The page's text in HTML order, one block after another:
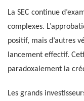
La SEC continue
complexes.
positif, mais d’autres
lancement effectif.
paradoxalement la
Les grands